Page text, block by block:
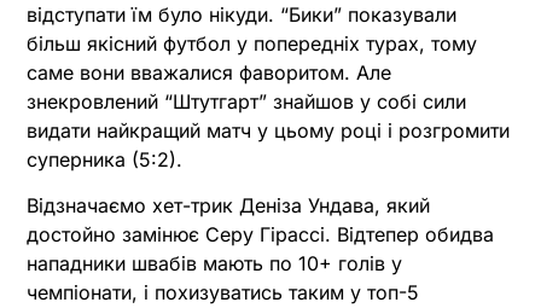
відступати їм було нікуди. “Бики” показували
більш якісний футбол у попередніх турах, тому
саме вони вважалися фаворитом. Але
знекровлений “Штутгарт” знайшов у собі сили
видати найкращий матч у цьому році і розгромити
суперника (5:2).
Відзначаємо хет-трик Деніза Ундава, який
достойно замінює Серу Гірассі. Відтепер обидва
нападники швабів мають по 10+ голів у
чемпіонати, і похизуватись таким у топ-5